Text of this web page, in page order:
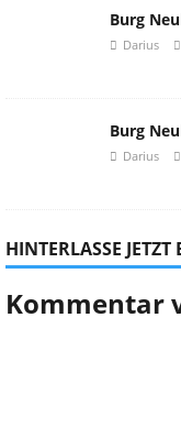
Burg
Darius
Burg
Darius
HINTERLASSE
Kommentar